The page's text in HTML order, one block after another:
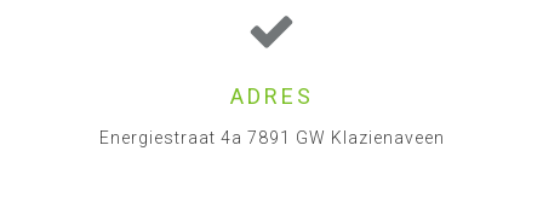
ADRES
Energiestraat 4a 7891 GW Klazienaveen